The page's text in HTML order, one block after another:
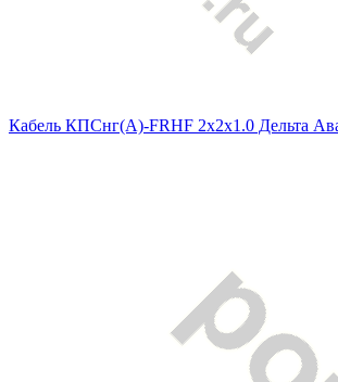
Кабель КПСнг(А)-FRHF 2х2х1.0 Дельта